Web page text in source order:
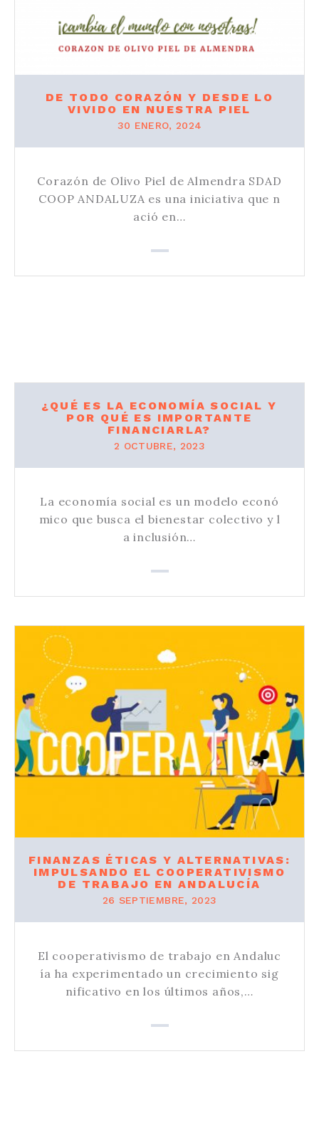
DE TODO CORAZÓN Y DESDE LO
VIVIDO EN NUESTRA PIEL
30 ENERO, 2024
Corazón de Olivo Piel de Almendra SDAD
COOP ANDALUZA es una iniciativa que n
ació en…
¿QUÉ ES LA ECONOMÍA SOCIAL Y
POR QUÉ ES IMPORTANTE
FINANCIARLA?
2 OCTUBRE, 2023
La economía social es un modelo econó
mico que busca el bienestar colectivo y l
a inclusión…
FINANZAS ÉTICAS Y ALTERNATIVAS:
IMPULSANDO EL COOPERATIVISMO
DE TRABAJO EN ANDALUCÍA
26 SEPTIEMBRE, 2023
El cooperativismo de trabajo en Andaluc
ía ha experimentado un crecimiento sig
nificativo en los últimos años,…